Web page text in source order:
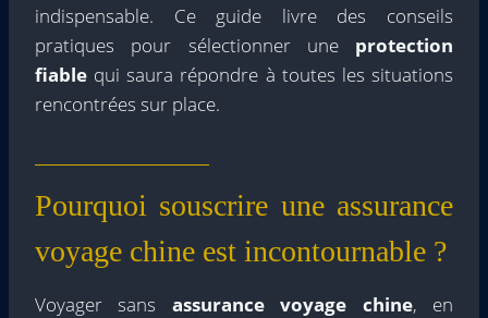
indispensable. Ce guide livre des conseils
pratiques pour sélectionner une protection
fiable qui saura répondre à toutes les situations
rencontrées sur place.
Pourquoi souscrire une assurance
voyage chine est incontournable ?
Voyager sans assurance voyage chine, en